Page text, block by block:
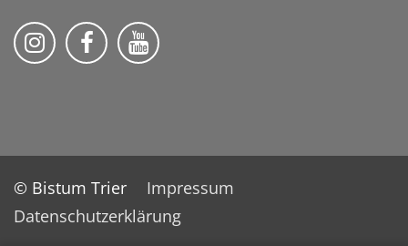
Bistum Trier auf Instragram
Die Pfarrei auf Facebook
Die Pfarrei auf YouTube
© Bistum Trier
Impressum
Datenschutzerklärung